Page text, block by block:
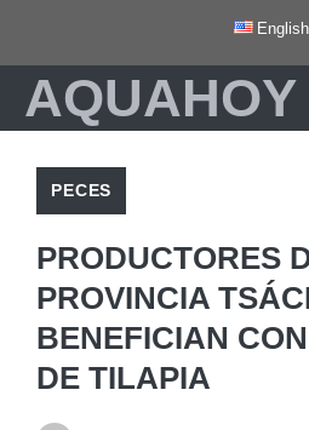
contenido
English
AQUAHOY
PECES
PRODUCTORES
PROVINCIA
BENEFICIAN
DE TILAPIA